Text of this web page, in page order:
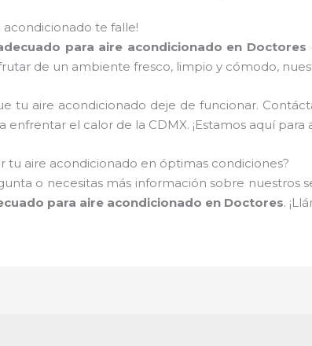
acondicionado te falle!
para aire acondicionado en Doctores
de un ambiente fresco, limpio y cómodo,
tu aire acondicionado deje de funcionar.
enfrentar el calor de la CDMX. ¡Estamos aquí
tu aire acondicionado en óptimas condiciones?
o necesitas más información sobre nuestros
para aire acondicionado en Doctores.